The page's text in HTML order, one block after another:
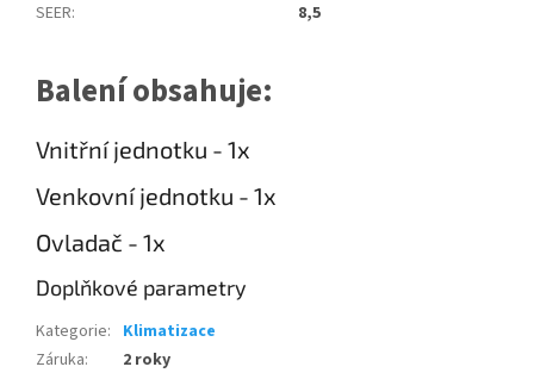
SEER: 8,5
Balení obsahuje:
Vnitřní jednotku - 1x
Venkovní jednotku - 1x
Ovladač - 1x
Doplňkové parametry
Kategorie: Klimatizace
Záruka:
2 roky